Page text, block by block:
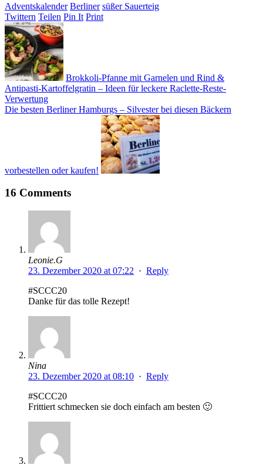
Adventskalender Berliner süßer Sauerteig
Twittern Teilen Pin It Print
Brokkoli-Pfanne mit Garnelen und Rind &
Antipasti-Kartoffelgratin – Ideen für leckere Raclette-Reste-
Verwertung
Die besten Berliner Hamburgs – Silvester bei diesen Bäckern
vorbestellen oder kaufen!
16 Comments
Leonie.G
23. Dezember 2020 at 07:22 · Reply
#SCCC20
Danke für das tolle Rezept!
Nina
23. Dezember 2020 at 08:10 · Reply
#SCCC20
Frittiert schmecken sie doch einfach am besten 🙂